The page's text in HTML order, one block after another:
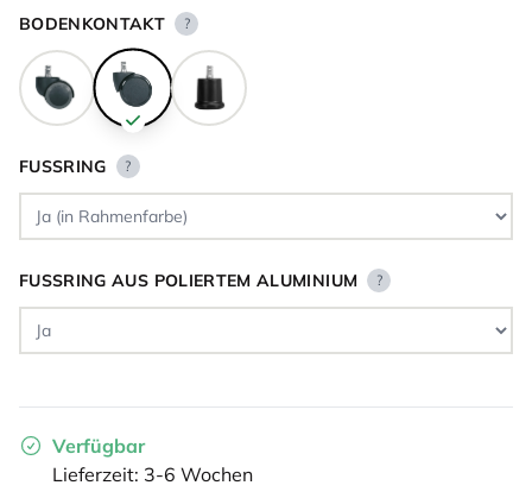
BODENKONTAKT ?
FUSSRING ?
FUSSRING AUS POLIERTEM ALUMINIUM ?
Verfügbar
Lieferzeit: 3-6 Wochen